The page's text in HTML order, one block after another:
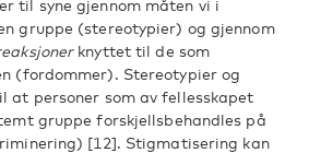
til syne gjennom måten vi i
gruppe (stereotypier) og gjennom
knyttet til de som
(fordommer). Stereotypier og
at personer som av fellesskapet
gruppe forskjellsbehandles på
[12]. Stigmatisering kan